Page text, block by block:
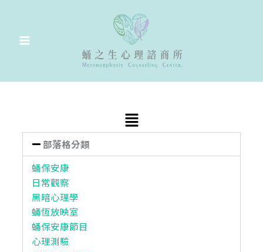
容
Main
部落格分類
蛹保安康
日常觀察
黑暗心理學
蛹恆放映室
蛹保安康節目
心理測驗